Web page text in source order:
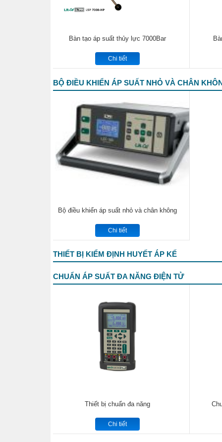
Bàn tạo áp suất thủy lực 7000Bar
Chi tiết
BỘ ĐIỀU KHIỂN ÁP SUẤT NHỎ VÀ CHÂN
Bộ điều khiển áp suất nhỏ và chân không
Chi tiết
THIẾT BỊ KIỂM ĐỊNH HUYẾT ÁP KẾ
CHUẨN ÁP SUẤT ĐA NĂNG ĐIỆN TỬ
Thiết bị chuẩn đa năng
Chi tiết